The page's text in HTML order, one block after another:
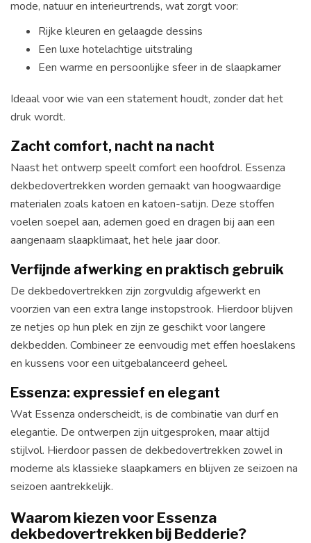
mode, natuur en interieurtrends, wat zorgt voor:
Rijke kleuren en gelaagde dessins
Een luxe hotelachtige uitstraling
Een warme en persoonlijke sfeer in de slaapkamer
Ideaal voor wie van een statement houdt, zonder dat het
druk wordt.
Zacht comfort, nacht na nacht
Naast het ontwerp speelt comfort een hoofdrol. Essenza
dekbedovertrekken worden gemaakt van hoogwaardige
materialen zoals katoen en katoen-satijn. Deze stoffen
voelen soepel aan, ademen goed en dragen bij aan een
aangenaam slaapklimaat, het hele jaar door.
Verfijnde afwerking en praktisch gebruik
De dekbedovertrekken zijn zorgvuldig afgewerkt en
voorzien van een extra lange instopstrook. Hierdoor blijven
ze netjes op hun plek en zijn ze geschikt voor langere
dekbedden. Combineer ze eenvoudig met effen hoeslakens
en kussens voor een uitgebalanceerd geheel.
Essenza: expressief en elegant
Wat Essenza onderscheidt, is de combinatie van durf en
elegantie. De ontwerpen zijn uitgesproken, maar altijd
stijlvol. Hierdoor passen de dekbedovertrekken zowel in
moderne als klassieke slaapkamers en blijven ze seizoen na
seizoen aantrekkelijk.
Waarom kiezen voor Essenza
dekbedovertrekken bij Bedderie?